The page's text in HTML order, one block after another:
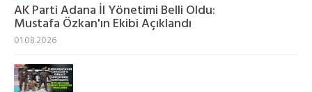
AK Parti Adana İl Yönetimi Belli Oldu:
Mustafa Özkan'ın Ekibi Açıklandı
01.08.2026